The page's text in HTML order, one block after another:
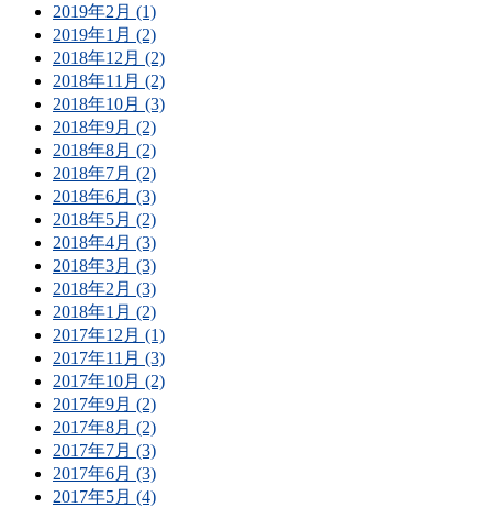
2019年2月 (1)
2019年1月 (2)
2018年12月 (2)
2018年11月 (2)
2018年10月 (3)
2018年9月 (2)
2018年8月 (2)
2018年7月 (2)
2018年6月 (3)
2018年5月 (2)
2018年4月 (3)
2018年3月 (3)
2018年2月 (3)
2018年1月 (2)
2017年12月 (1)
2017年11月 (3)
2017年10月 (2)
2017年9月 (2)
2017年8月 (2)
2017年7月 (3)
2017年6月 (3)
2017年5月 (4)